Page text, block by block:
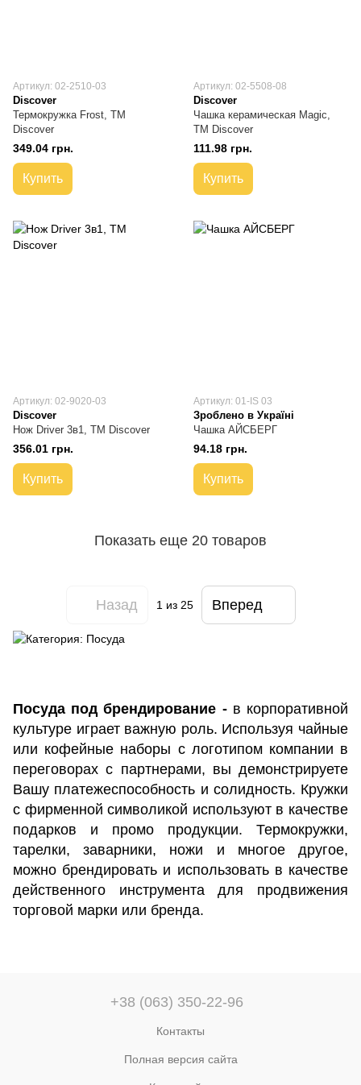
Артикул: 02-2510-03
Discover
Термокружка Frost, TM
Discover
349.04 грн.
Купить
Артикул: 02-5508-08
Discover
Чашка керамическая Magic,
ТМ Discover
111.98 грн.
Купить
Артикул: 02-9020-03
Discover
Нож Driver 3в1, TM Discover
356.01 грн.
Купить
Артикул: 01-IS 03
Зроблено в Україні
Чашка АЙСБЕРГ
94.18 грн.
Купить
Показать еще 20 товаров
Назад 1 из 25 Вперед
Посуда под брендирование -в корпоративной
культуре играет важную роль. Используя чайные
или кофейные наборы с логотипом компании в
переговорах с партнерами, вы демонстрируете
Вашу платежеспособность и солидность. Кружки
с фирменной символикой используют в качестве
подарков и промо продукции. Термокружки,
тарелки, заварники, ножи и многое другое,
можно брендировать и использовать в качестве
действенного инструмента для продвижения
торговой марки или бренда.
+38 (063) 350-22-96
Контакты
Полная версия сайта